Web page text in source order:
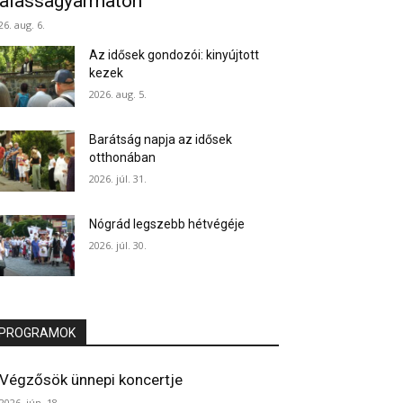
aug. 6.
Az idősek gondozói: kinyújtott
kezek
2026. aug. 5.
Barátság napja az idősek
otthonában
2026. júl. 31.
Nógrád legszebb hétvégéje
2026. júl. 30.
Végzősök ünnepi koncertje